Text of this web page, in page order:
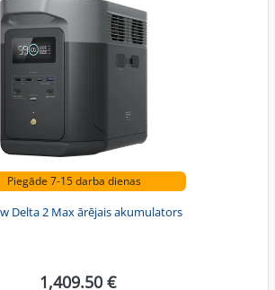
Piegāde 7-15 darba dienas
Delta 2 Max ārējais akumulators
1,409.50 €